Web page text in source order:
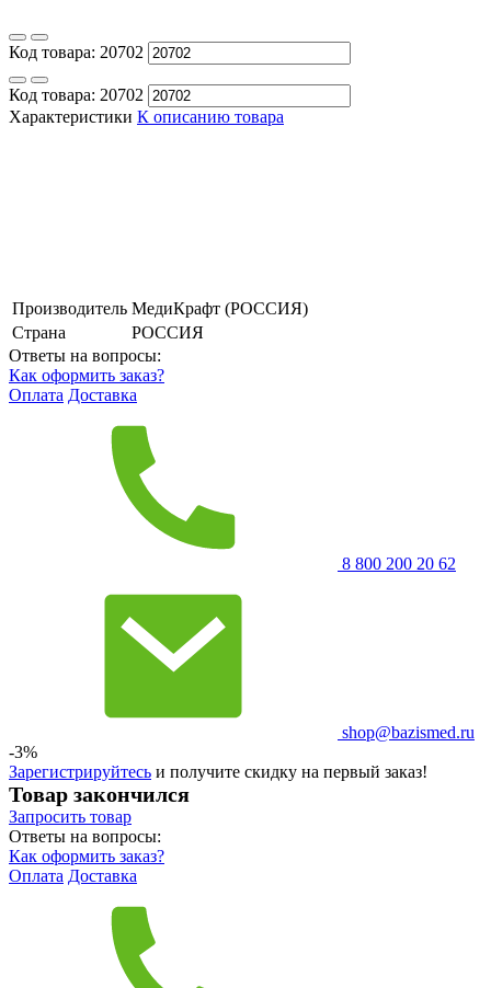
Код товара: 20702
Код товара: 20702
Характеристики К описанию товара
Производитель МедиКрафт (РОССИЯ)
Страна
РОССИЯ
Ответы на вопросы:
Как оформить заказ?
Оплата Доставка
8 800 200 20 62
shop@bazismed.ru
-3%
Зарегистрируйтесь и получите скидку на первый заказ!
Товар закончился
Запросить товар
Ответы на вопросы:
Как оформить заказ?
Оплата Доставка